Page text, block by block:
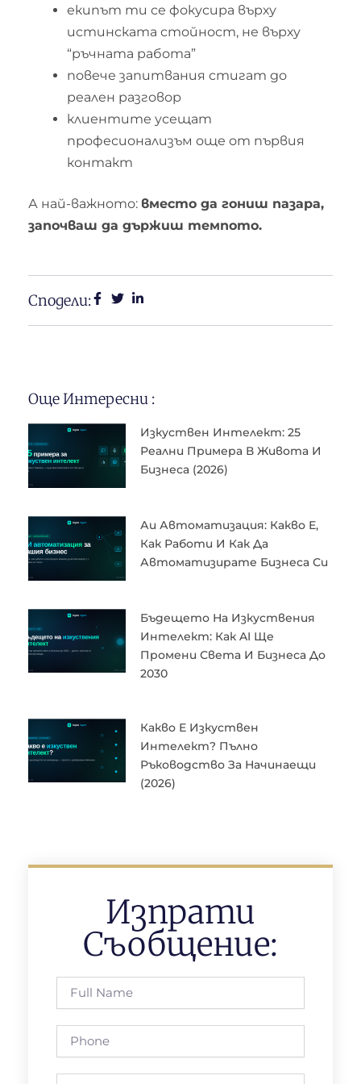
екипът ти се фокусира върху
истинската стойност, не върху
“ръчната работа”
повече запитвания стигат до
реален разговор
клиентите усещат
професионализъм още от първия
контакт
А най-важното: вместо да гониш пазара,
започваш да държиш темпото.
Сподели:
Още Интересни :
Изкуствен Интелект: 25
Реални Примера В Живота И
Бизнеса (2026)
Аи Автоматизация: Какво Е,
Как Работи И Как Да
Автоматизирате Бизнеса Си
Бъдещето На Изкуствения
Интелект: Как AI Ще
Промени Света И Бизнеса До
2030
Какво Е Изкуствен
Интелект? Пълно
Ръководство За Начинаещи
(2026)
Изпрати
Съобщение:
Name